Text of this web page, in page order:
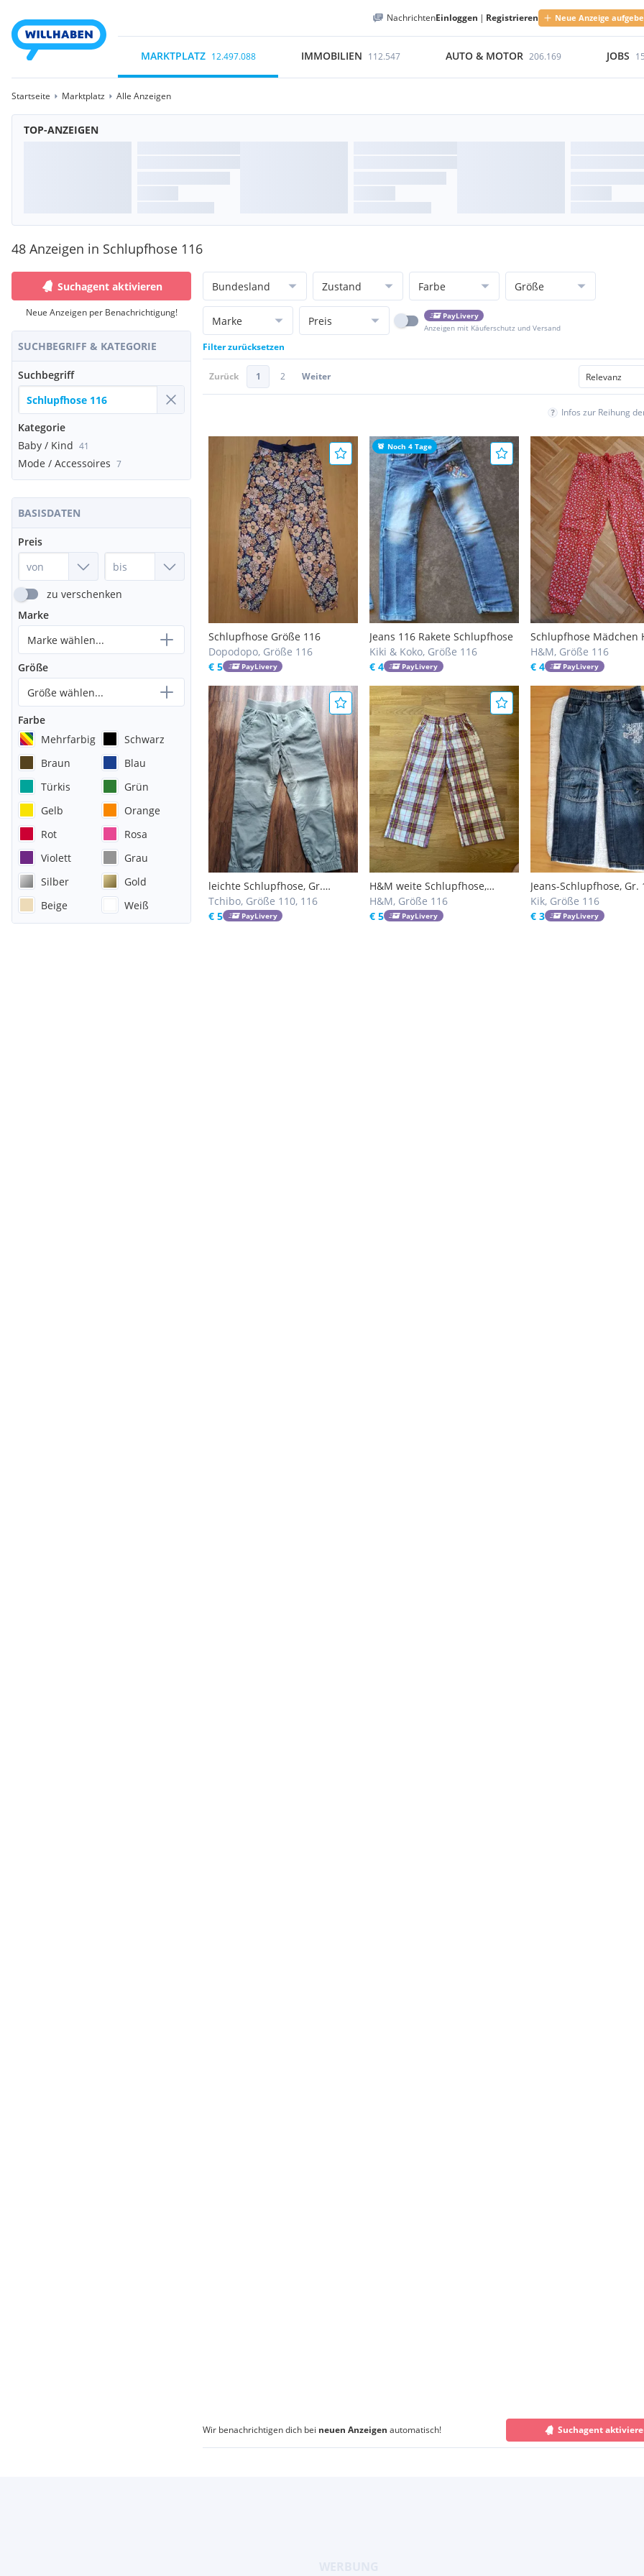
NachrichtenEinloggen | Registrieren Neue Anzeige
MARKTPLATZ 12.497.088 IMMOBILIEN 112.547 AUTO & MOTOR 206.169 JOBS
Startseite Marktplatz Alle Anzeigen
TOP-ANZEIGEN
48 Anzeigen in Schlupfhose 116
Suchagent aktivieren
Neue Anzeigen per Benachrichtigung!
SUCHBEGRIFF & KATEGORIE
Suchbegriff
Kategorie
Baby / Kind 41
Mode / Accessoires 7
BASISDATEN
Preis
zu verschenken
Marke
Marke wählen...
Größe
Größe wählen...
Farbe
Mehrfarbig
Schwarz
Braun
Blau
Türkis
Grün
Gelb
Orange
Rot
Rosa
Violett
Grau
Silber
Gold
Beige
Weiß
Bundesland Zustand Farbe Größe
Marke Preis
PayLivery
Anzeigen mit Käuferschutz und Versand
Filter zurücksetzen
Zurück 1 2 Weiter
Infos zur Reihung
Schlupfhose Größe 116
Dopodopo, Größe 116
€ 5
PayLivery
Noch 4 Tage
Jeans 116 Rakete Schlupfhose
Kiki & Koko, Größe 116
€ 4
PayLivery
Schlupfhose Mädchen
gr. 116
H&M, Größe 116
€ 4
PayLivery
leichte Schlupfhose, Gr.
110/116
Tchibo, Größe 110, 116
€ 5
PayLivery
H&M weite Schlupfhose,
Mädchen, 116
H&M, Größe 116
€ 5
PayLivery
Jeans-Schlupfhose, Gr.
blau
Kik, Größe 116
€ 3
PayLivery
Wir benachrichtigen dich bei neuen Anzeigen automatisch! Suchagent